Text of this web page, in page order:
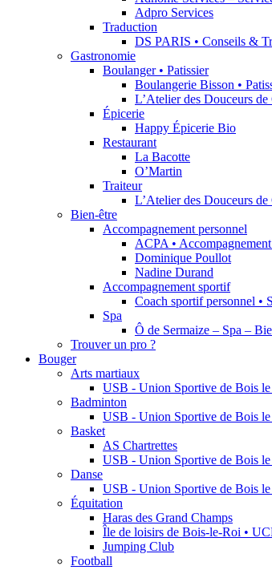
Adpro Services
Traduction
DS PARIS • Conseils &
Gastronomie
Boulanger • Patissier
Boulangerie Bisson •
L’Atelier des Douceurs de
Épicerie
Happy Épicerie Bio
Restaurant
La Bacotte
O’Martin
Traiteur
L’Atelier des Douceurs de
Bien-être
Accompagnement personnel
ACPA •
Dominique Poullot
Nadine Durand
Accompagnement sportif
Coach sportif personnel •
Spa
Ô de Sermaize – Spa –
Trouver un pro ?
Bouger
Arts martiaux
USB - Union Sportive de Bois
Badminton
USB - Union Sportive de Bois
Basket
AS Chartrettes
USB - Union Sportive de Bois
Danse
USB - Union Sportive de Bois
Équitation
Haras des Grand Champs
Île de loisirs de Bois-le-Roi •
Jumping Club
Football